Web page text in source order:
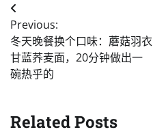
Post
navigation
Previous:
冬天晚餐换个口味：蘑菇羽衣
甘蓝荞麦面，20分钟做出一
碗热乎的
Related Posts